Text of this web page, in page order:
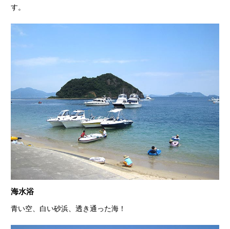
す。
海水浴
青い空、白い砂浜、透き通った海！